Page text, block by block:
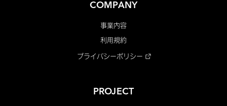
COMPANY
事業内容
利用規約
プライバシーポリシー
PROJECT